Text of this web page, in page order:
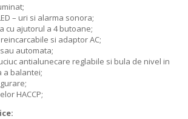
– uri si alarma sonora;
cu ajutorul a 4 butoane;
si adaptor AC;
automata;
antialunecare reglabile si bula de nivel in
a balantei;
HACCP;